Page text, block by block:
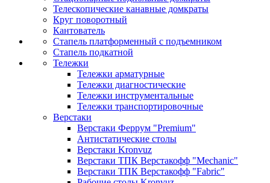
Телескопические канавные домкраты
Круг поворотный
Кантователь
Стапель платформенный с подъемником
Стапель подкатной
Тележки
Тележки арматурные
Тележки диагностические
Тележки инструментальные
Тележки транспортировочные
Верстаки
Верстаки Феррум "Premium"
Антистатические столы
Верстаки Kronvuz
Верстаки ТПК Верстакофф "Mechanic"
Верстаки ТПК Верстакофф "Fabric"